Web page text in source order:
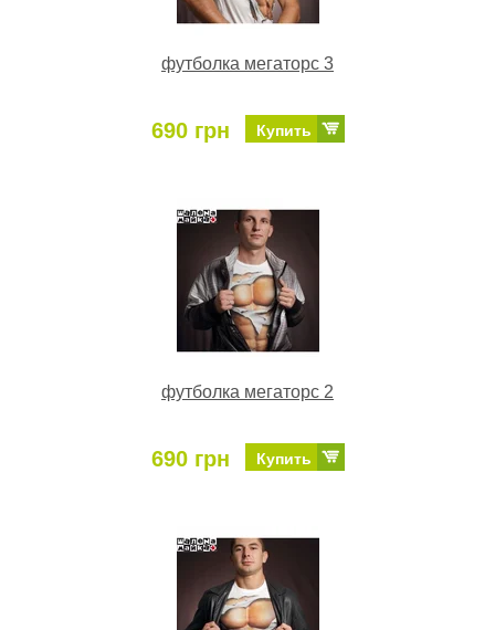
футболка мегаторс 3
690 грн Купить
футболка мегаторс 2
690 грн Купить